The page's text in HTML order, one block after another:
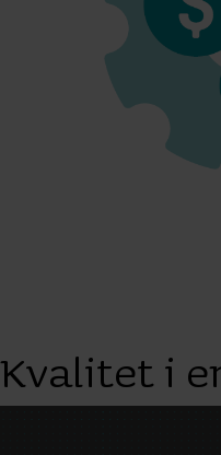
Kvalitet i